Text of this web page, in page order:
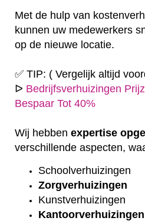
Met de hulp van
kunnen uw medewerkers
op de nieuwe locatie.
✅ TIP: ( Vergelijk altijd
ᐅ Bedrijfsverhuizingen
Bespaar Tot 40%
Wij hebben expertise
verschillende aspecten,
Schoolverhuizingen
Zorgverhuizingen
Kunstverhuizingen
Kantoorverhuizingen